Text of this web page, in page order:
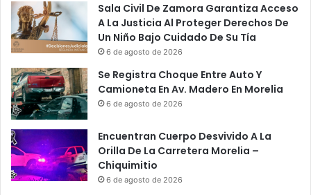
Sala Civil De Zamora Garantiza Acceso
A La Justicia Al Proteger Derechos De
Un Niño Bajo Cuidado De Su Tía
6 de agosto de 2026
Se Registra Choque Entre Auto Y
Camioneta En Av. Madero En Morelia
6 de agosto de 2026
Encuentran Cuerpo Desvivido A La
Orilla De La Carretera Morelia –
Chiquimitio
6 de agosto de 2026